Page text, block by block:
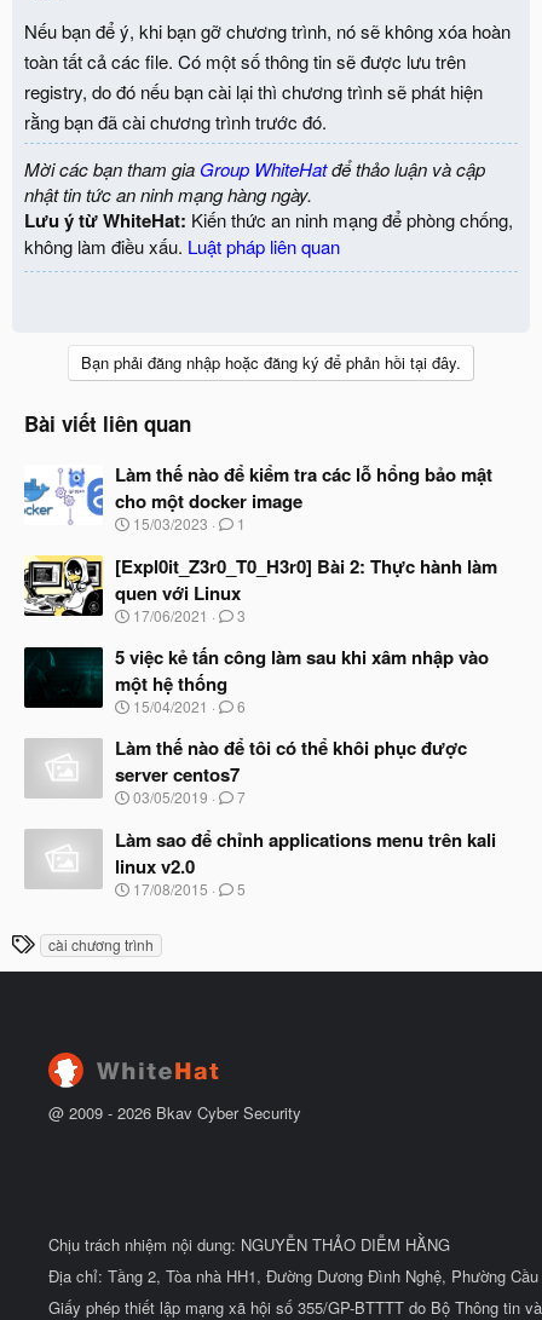
Nếu bạn để ý, khi bạn gỡ chương trình, nó sẽ không xóa hoàn
toàn tất cả các file. Có một số thông tin sẽ được lưu trên
registry, do đó nếu bạn cài lại thì chương trình sẽ phát hiện
rằng bạn đã cài chương trình trước đó.
Mời các bạn tham gia Group WhiteHatđể thảo luận và cập
nhật tin tức an ninh mạng hàng ngày.
Lưu ý từ WhiteHat: Kiến thức an ninh mạng để phòng chống,
không làm điều xấu. Luật pháp liên quan
Bạn phải đăng nhập hoặc đăng ký để phản hồi tại đây.
Bài viết liên quan
Làm thế nào để kiểm tra các lỗ hổng bảo mật
cho một docker image
N
à
y
b
ắ
đ
ầ
u
15/03/2023 1
[Expl0it_Z3r0_T0_H3r0] Bài 2: Thực hành làm
quen với Linux
N
à
b
ắ
đ
ầ
u
17/06/2021 3
5 việc kẻ tấn công làm sau khi xâm nhập vào
một hệ thống
N
à
b
ắ
đ
ầ
u
15/04/2021 6
Làm thế nào để tôi có thể khôi phục được
server centos7
N
à
y
b
ắ
đ
ầ
u
03/05/2019 7
Làm sao để chỉnh applications menu trên kali
linux v2.0
N
y
u
17/08/2015 5
T
h
cài chương trình
@ 2009 - 2026 Bkav Cyber Security
Chịu trách nhiệm nội dung: NGUYỄN THẢO DIỄM HẰNG
Địa chỉ: Tầng 2, Tòa nhà HH1, Đường Dương Đình Nghệ, Phường
Giấy phép thiết lập mạng xã hội số 355/GP-BTTTT do Bộ Thông tin